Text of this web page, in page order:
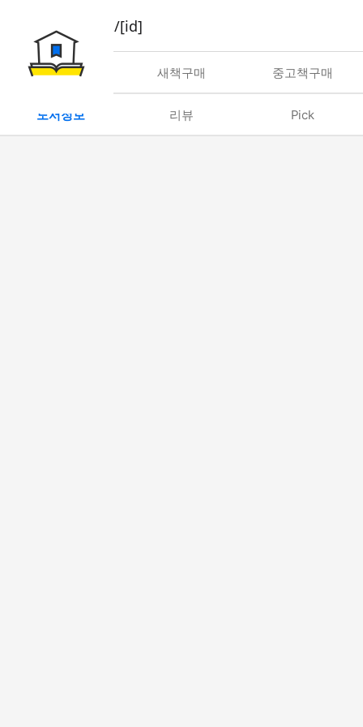
book/rent/[id]
대여 새책구매 중고책구매
도서정보 리뷰 Pick